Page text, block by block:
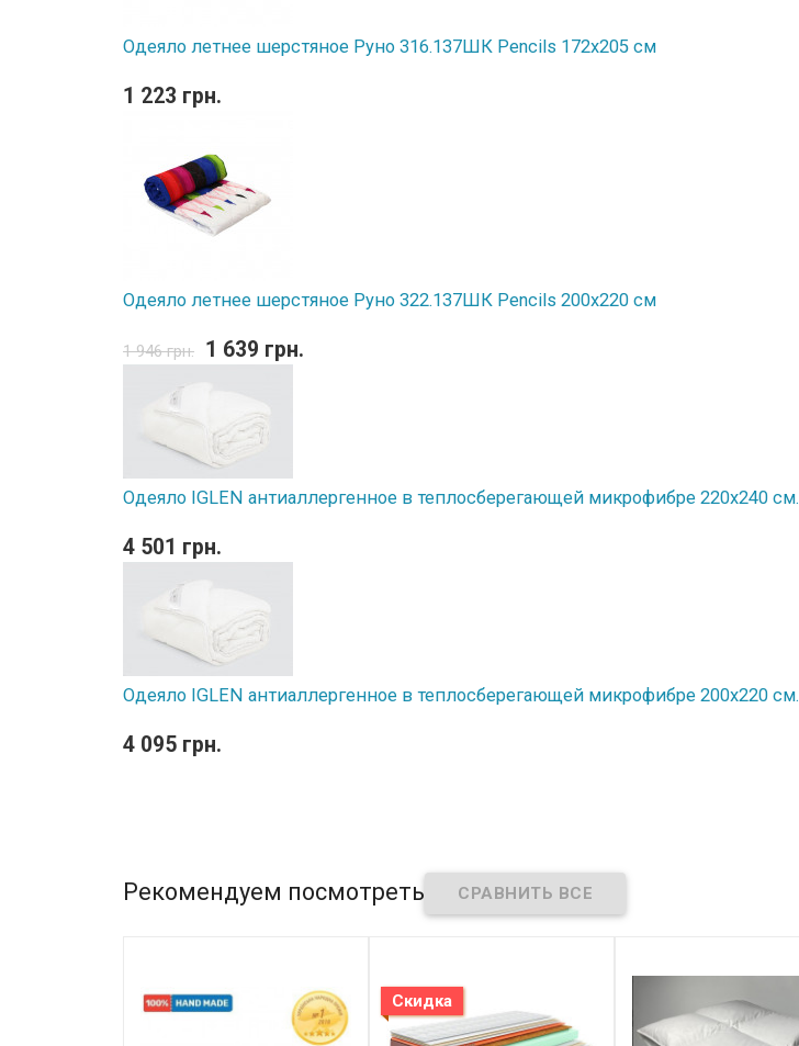
Одеяло летнее шерстяное Руно 316.137ШК Pencils 172х205 см
1 223 грн.
Одеяло летнее шерстяное Руно 322.137ШК Рencils 200x220 см
1 946 грн. 1 639 грн.
Одеяло IGLEN антиаллергенное в теплосберегающей микрофибре 220х240 см.
4 501 грн.
Одеяло IGLEN антиаллергенное в теплосберегающей микрофибре 200х220 см.
4 095 грн.
Рекомендуем посмотреть
Скидка